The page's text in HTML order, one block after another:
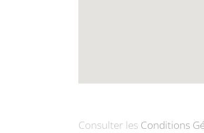
Consulter les Conditions